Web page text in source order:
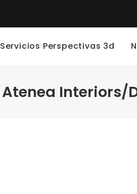
Servicios Perspectivas 3d
Atenea Interiors/